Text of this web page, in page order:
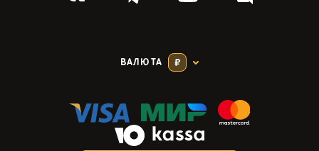
ВАЛЮТА ₽